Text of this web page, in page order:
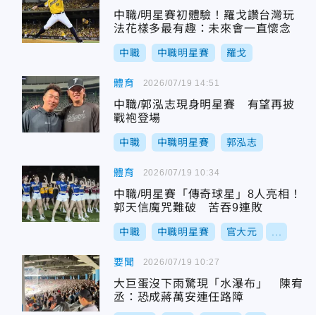
中職/明星賽初體驗！羅戈讚台灣玩
法花樣多最有趣：未來會一直懷念
中職 中職明星賽 羅戈
體育
中職/郭泓志現身明星賽 有望再披
戰袍登場
中職 中職明星賽 郭泓志
2026/07/19 14:51
體育
中職/明星賽「傳奇球星」8人亮相！
郭天信魔咒難破 苦吞9連敗
中職 中職明星賽 官大元
2026/07/19 10:34
要聞
大巨蛋沒下雨驚現「水瀑布」 陳宥
丞：恐成蔣萬安連任路障
2026/07/19 10:27